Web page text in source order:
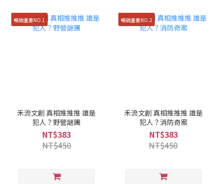
暢銷童書NO.1
禾流文創 真相推推推 誰是
犯人？野營謎團
NT$383
NT$450
暢銷童書NO.2
禾流文創 真相推推推 誰是
犯人？消防奇案
NT$383
NT$450